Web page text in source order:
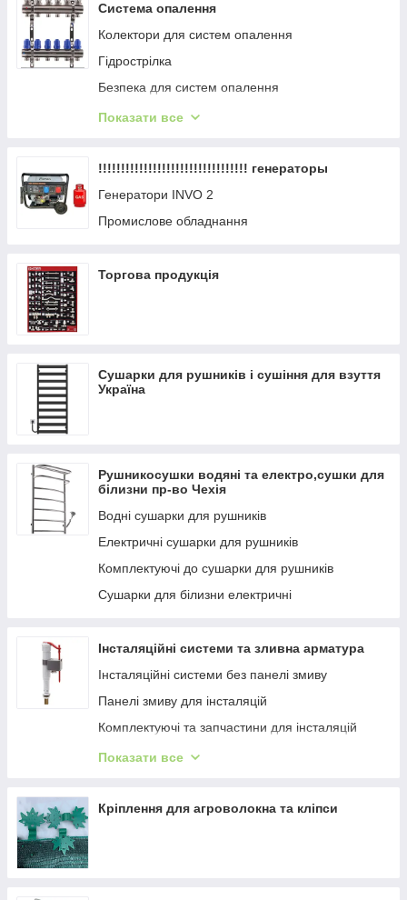
Система опалення
Колектори для систем опалення
Гідрострілка
Безпека для систем опалення
Манометри, термометри, термоманометри
Клапани
Показати все
!!!!!!!!!!!!!!!!!!!!!!!!!!!!!!!!! генераторы
Генератори INVO 2
Промислове обладнання
Торгова продукція
Сушарки для рушників і сушіння для взуття
Україна
Рушникосушки водяні та електро,сушки для
білизни пр-во Чехія
Водні сушарки для рушників
Електричні сушарки для рушників
Комплектуючі до сушарки для рушників
Сушарки для білизни електричні
Інсталяційні системи та зливна арматура
Інсталяційні системи без панелі змиву
Панелі змиву для інсталяцій
Комплектуючі та запчастини для інсталяцій
Зливна арматура
Показати все
Кріплення для агроволокна та кліпси